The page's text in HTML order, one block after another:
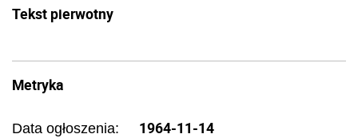
Tekst pierwotny
Metryka
Data ogłoszenia: 1964-11-14